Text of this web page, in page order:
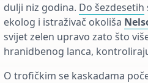
dulji niz godina. Do šezdesetih
ekolog i istraživač okoliša
svijet zelen upravo zato što
hranidbenog lanca,
O trofičkim se kaskadama